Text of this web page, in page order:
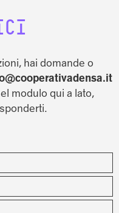
hai domande o
modulo qui a lato,